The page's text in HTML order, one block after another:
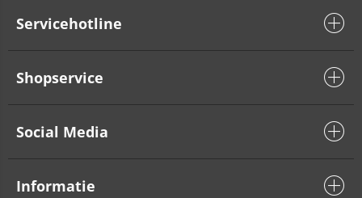
Servicehotline
Shopservice
Social Media
Informatie